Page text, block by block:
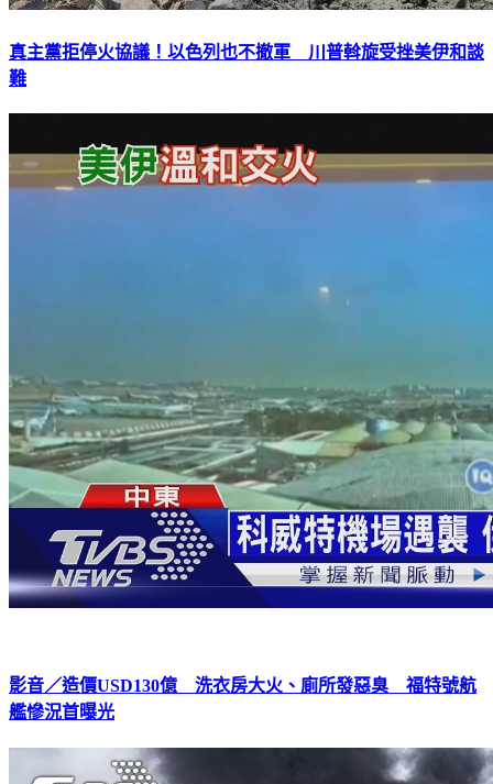
真主黨拒停火協議！以色列也不撤軍 川普斡旋受挫美伊和談
難
影音／造價USD130億 洗衣房大火、廁所發惡臭 福特號航
艦慘況首曝光